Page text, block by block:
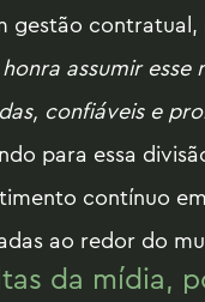
gestão
assumir
confiáveis e
para essa
contínuo em
ao redor do
da mídia,